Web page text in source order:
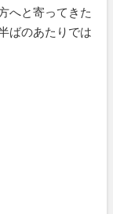
へと寄ってきた
ばのあたりでは